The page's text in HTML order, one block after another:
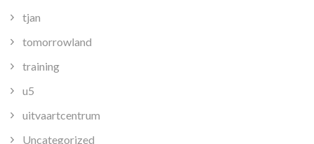
tjan
tomorrowland
training
u5
uitvaartcentrum
Uncategorized